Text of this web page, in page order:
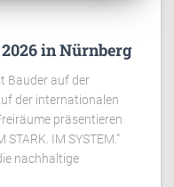
in Nürnberg
Bauder auf der
der internationalen
präsentieren
IM SYSTEM.“
nachhaltige